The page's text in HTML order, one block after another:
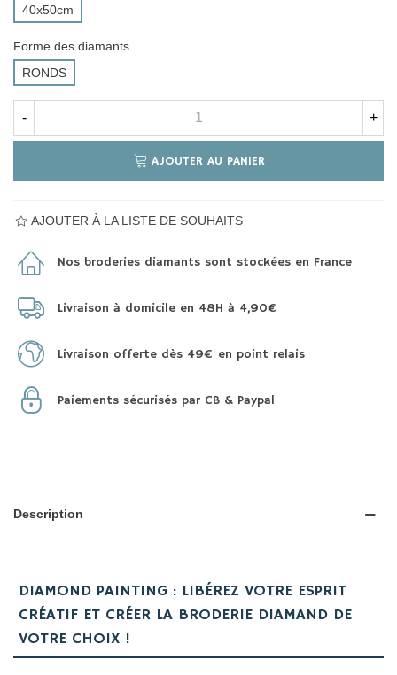
40x50cm
Forme des diamants
RONDS
- +
AJOUTER AU PANIER
AJOUTER À LA LISTE DE SOUHAITS
Nos broderies diamants sont stockées en France
Livraison à domicile en 48H à 4,90€
Livraison offerte dès 49€ en point relais
Paiements sécurisés par CB & Paypal
Description
DIAMOND PAINTING : LIBÉREZ VOTRE ESPRIT
CRÉATIF ET CRÉER LA BRODERIE DIAMAND DE
VOTRE CHOIX !